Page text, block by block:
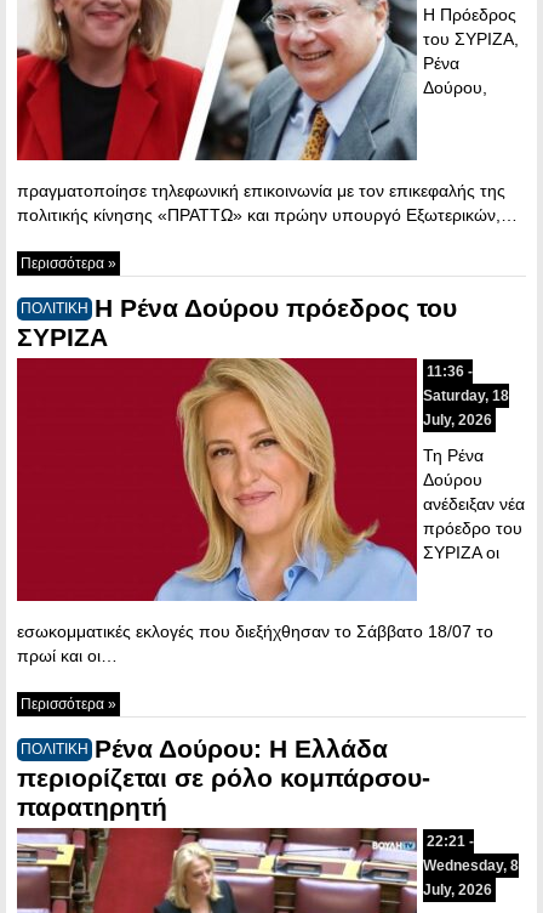
Η Πρόεδρος
του ΣΥΡΙΖΑ,
Ρένα
Δούρου,
πραγματοποίησε τηλεφωνική επικοινωνία με τον επικεφαλής της
πολιτικής κίνησης «ΠΡΑΤΤΩ» και πρώην υπουργό Εξωτερικών,…
Περισσότερα »
ΠΟΛΙΤΙΚΗ Η Ρένα Δούρου πρόεδρος του
ΣΥΡΙΖΑ
11:36 -
Saturday, 18
July, 2026
Τη Ρένα
Δούρου
ανέδειξαν νέα
πρόεδρο του
ΣΥΡΙΖΑ οι
εσωκομματικές εκλογές που διεξήχθησαν το Σάββατο 18/07 το
πρωί και οι…
Περισσότερα »
ΠΟΛΙΤΙΚΗ Ρένα Δούρου: Η Ελλάδα
περιορίζεται σε ρόλο κομπάρσου-
παρατηρητή
22:21 -
Wednesday, 8
July, 2026